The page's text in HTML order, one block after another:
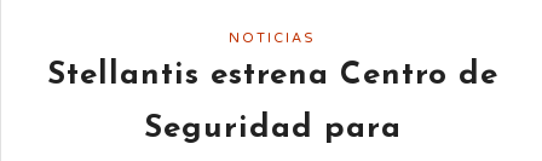
NOTICIAS
Stellantis estrena Centro de
Seguridad para